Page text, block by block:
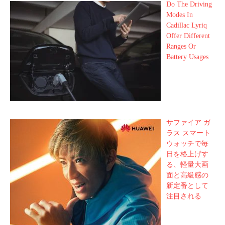
Do The Driving
Modes In
Cadillac Lyriq
Offer Different
Ranges Or
Battery Usages
サファイア ガ
ラス スマート
ウォッチで毎
日を格上げす
る、軽量大画
面と高級感の
新定番として
注目される